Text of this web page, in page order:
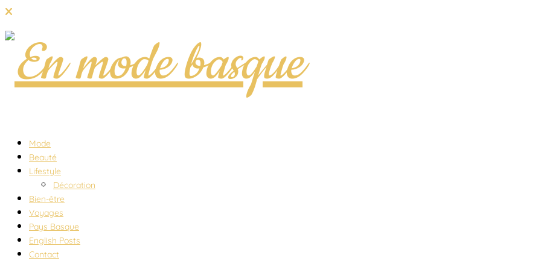
Mode
Beauté
Lifestyle
Décoration
Bien-être
Voyages
Pays Basque
English Posts
Contact